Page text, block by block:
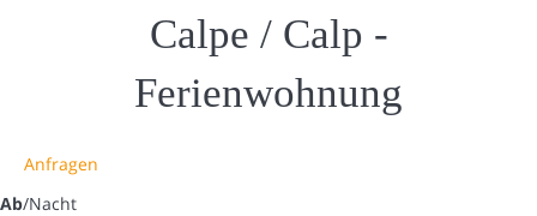
Calpe / Calp -
Ferienwohnung
Anfragen
Ab/Nacht